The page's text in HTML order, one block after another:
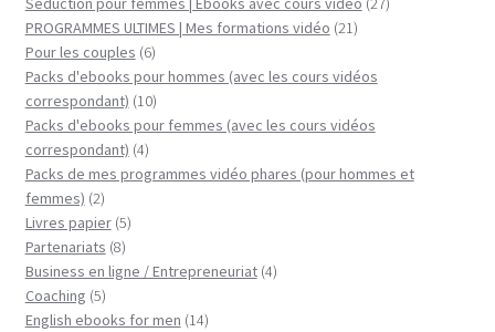
PROGRAMMES ULTIMES | Mes formations vidéo 2121
Pour les couples 66
produits
Packs d'ebooks pour hommes (avec les cours vidéos
correspondant) 1010
produits
Packs d'ebooks pour femmes (avec les cours vidéos
correspondant) 44
produits
Packs de mes programmes vidéo phares (pour hommes et
femmes) 22
produits
Livres papier 55
Partenariats 88
produits
Business en ligne / Entrepreneuriat 44
Coaching 55
produits
English ebooks for men 1414